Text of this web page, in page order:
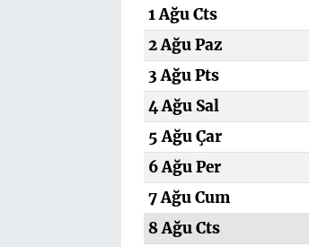
1 Ağu Cts
2 Ağu Paz
3 Ağu Pts
4 Ağu Sal
5 Ağu Çar
6 Ağu Per
7 Ağu Cum
8 Ağu Cts